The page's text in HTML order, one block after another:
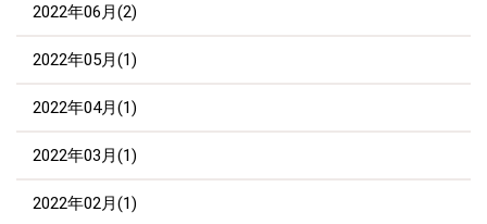
2022年06月(2)
2022年05月(1)
2022年04月(1)
2022年03月(1)
2022年02月(1)